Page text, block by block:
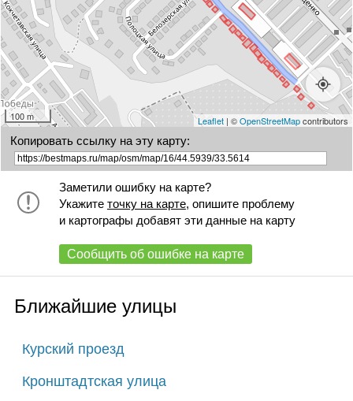
100 m Leaflet| ©OpenStreetMapcontributors
Копировать ссылку на эту карту:
Заметили ошибку на карте?
Укажите точку на карте, опишите проблему
и картографы добавят эти данные на карту
Сообщить об ошибке на карте
Ближайшие улицы
Курский проезд
Кронштадтская улица